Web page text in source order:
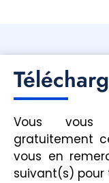
Vous vous
gratuitement
vous en
suivant(s) pour